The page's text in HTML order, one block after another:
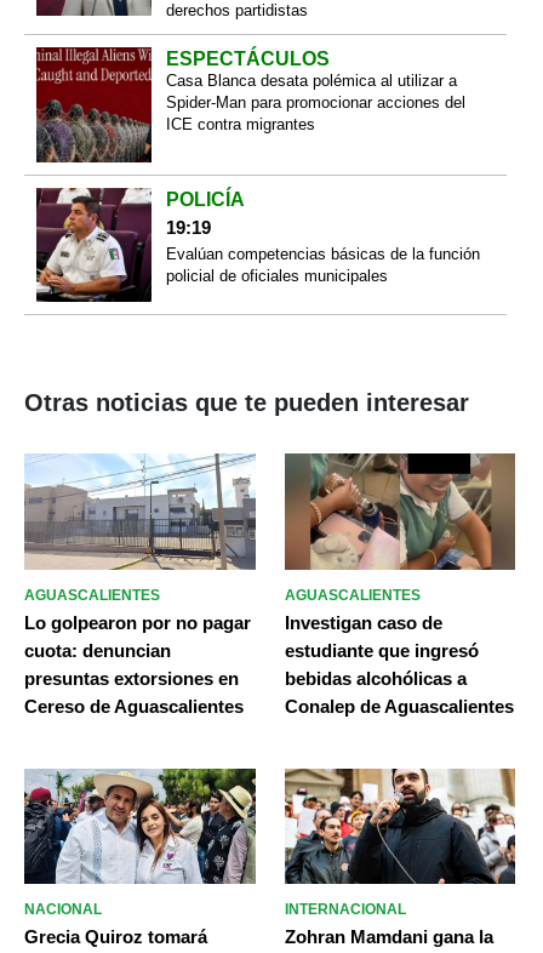
derechos partidistas
ESPECTÁCULOS
Casa Blanca desata polémica al utilizar a
Spider-Man para promocionar acciones del
ICE contra migrantes
POLICÍA
19:19
Evalúan competencias básicas de la función
policial de oficiales municipales
Otras noticias que te pueden interesar
AGUASCALIENTES
Lo golpearon por no pagar
cuota: denuncian
presuntas extorsiones en
Cereso de Aguascalientes
AGUASCALIENTES
Investigan caso de
estudiante que ingresó
bebidas alcohólicas a
Conalep de Aguascalientes
NACIONAL
Grecia Quiroz tomará
INTERNACIONAL
Zohran Mamdani gana la